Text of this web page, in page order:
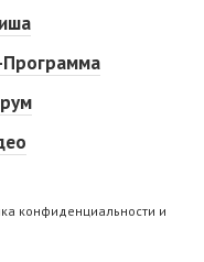
конфиденциальности и